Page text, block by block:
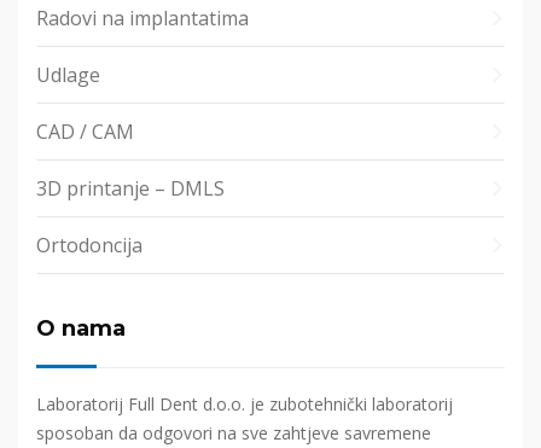
Radovi na implantatima
Udlage
CAD / CAM
3D printanje – DMLS
Ortodoncija
O nama
Laboratorij Full Dent d.o.o. je zubotehnički laboratorij
sposoban da odgovori na sve zahtjeve savremene